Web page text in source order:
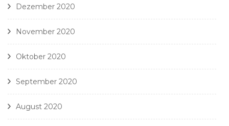
Dezember 2020
November 2020
Oktober 2020
September 2020
August 2020